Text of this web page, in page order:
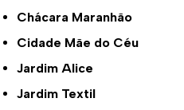
Chácara Maranhão
Cidade Mãe do Céu
Jardim Alice
Jardim Textil